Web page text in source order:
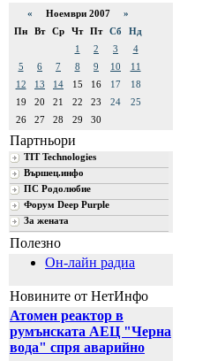
« Ноември 2007 »
Пн
Вт Ср Чт Пт Сб
Нд
1
2 3
4
5
6 7 8 9 10
11
12
13 14 15 16 17
18
19
20 21 22 23 24
25
26
27 28 29 30
Партньори
TIT Technologies
Вършец.инфо
ПС Родолюбие
Форум Deep Purple
За жената
Полезно
Он-лайн радиа
Новините от НетИнфо
Атомен реактор в
румънската АЕЦ "Черна
вода" спря аварийно